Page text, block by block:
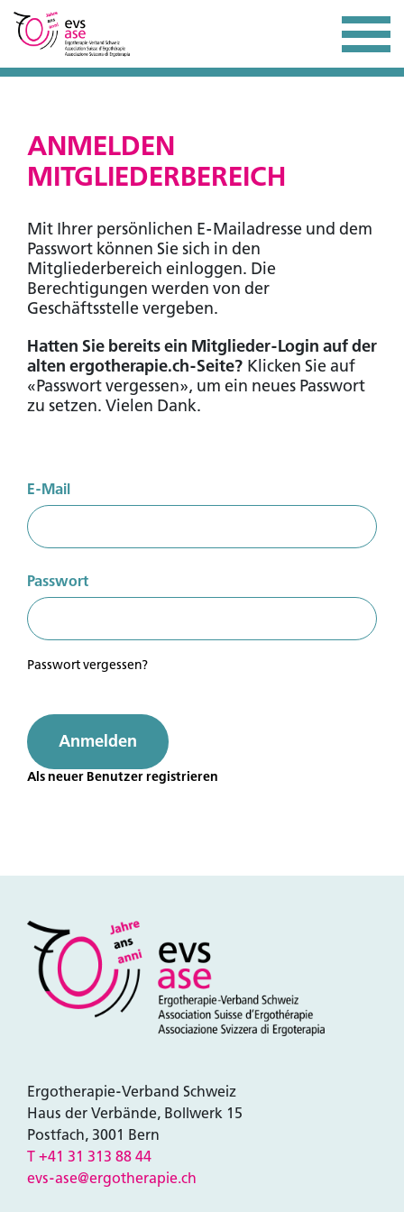
ANMELDEN
MITGLIEDERBEREICH
Mit Ihrer persönlichen E-Mailadresse und dem
Passwort können Sie sich in den
Mitgliederbereich einloggen. Die
Berechtigungen werden von der
Geschäftsstelle vergeben.
Hatten Sie bereits ein Mitglieder-Login auf der
alten ergotherapie.ch-Seite? Klicken Sie auf
«Passwort vergessen», um ein neues Passwort
zu setzen. Vielen Dank.
E-Mail
Passwort
Passwort vergessen?
Anmelden
Als neuer Benutzer registrieren
Ergotherapie-Verband Schweiz
Haus der Verbände, Bollwerk 15
Postfach, 3001 Bern
T +41 31 313 88 44
evs-ase@ergotherapie.ch
Werden sie Mitglied um Zugriff auf exklusive Inhalte
Sie sind bereits Mitglied?